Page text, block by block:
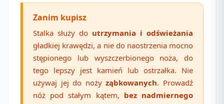
Zanim kupisz
Stalka służy do utrzymania i odświeżania
gładkiej krawędzi, a nie do naostrzenia mocno
stępionego lub wyszczerbionego noża, do
tego lepszy jest kamień lub ostrzałka. Nie
używaj jej do nożyząbkowanych. Prowadź
nóż pod stałym kątem, bez nadmiernego